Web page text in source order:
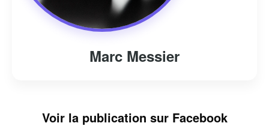
Marc Messier
Voir la publication sur Facebook